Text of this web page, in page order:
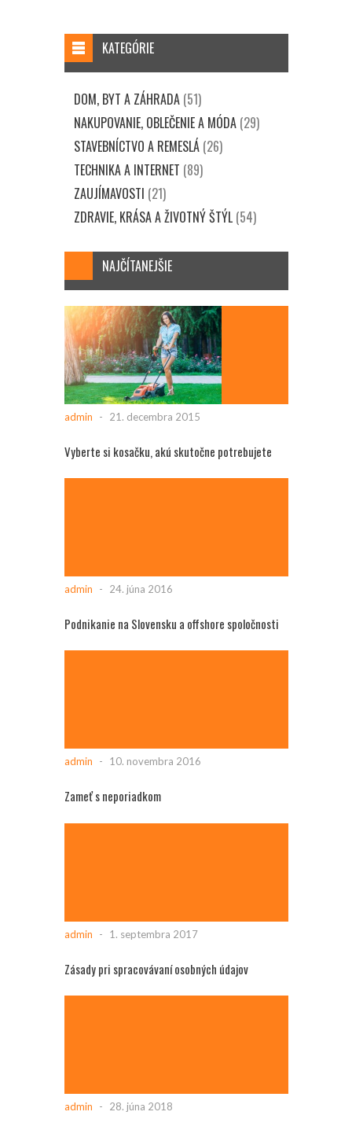
KATEGÓRIE
DOM, BYT A ZÁHRADA(51)
NAKUPOVANIE, OBLEČENIE A MÓDA(29)
STAVEBNÍCTVO A REMESLÁ(26)
TECHNIKA A INTERNET (89)
ZAUJÍMAVOSTI (21)
ZDRAVIE, KRÁSA A ŽIVOTNÝ ŠTÝL(54)
NAJČÍTANEJŠIE
admin - 21. decembra 2015
Vyberte si kosačku, akú skutočne potrebujete
admin - 24. júna 2016
Podnikanie na Slovensku a offshore spoločnosti
admin - 10. novembra 2016
Zameť s neporiadkom
admin - 1. septembra 2017
Zásady pri spracovávaní osobných údajov
admin - 28. júna 2018